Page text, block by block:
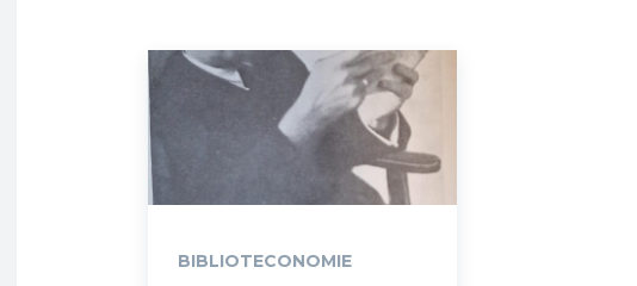
BIBLIOTECONOMIE